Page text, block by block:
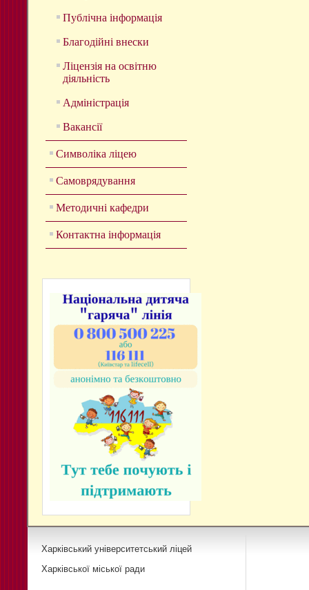
Публічна інформація
Благодійні внески
Ліцензія на освітню
діяльність
Адміністрація
Вакансії
Символіка ліцею
Самоврядування
Методичні кафедри
Контактна інформація
Харківський університетський ліцей
Харківської міської ради